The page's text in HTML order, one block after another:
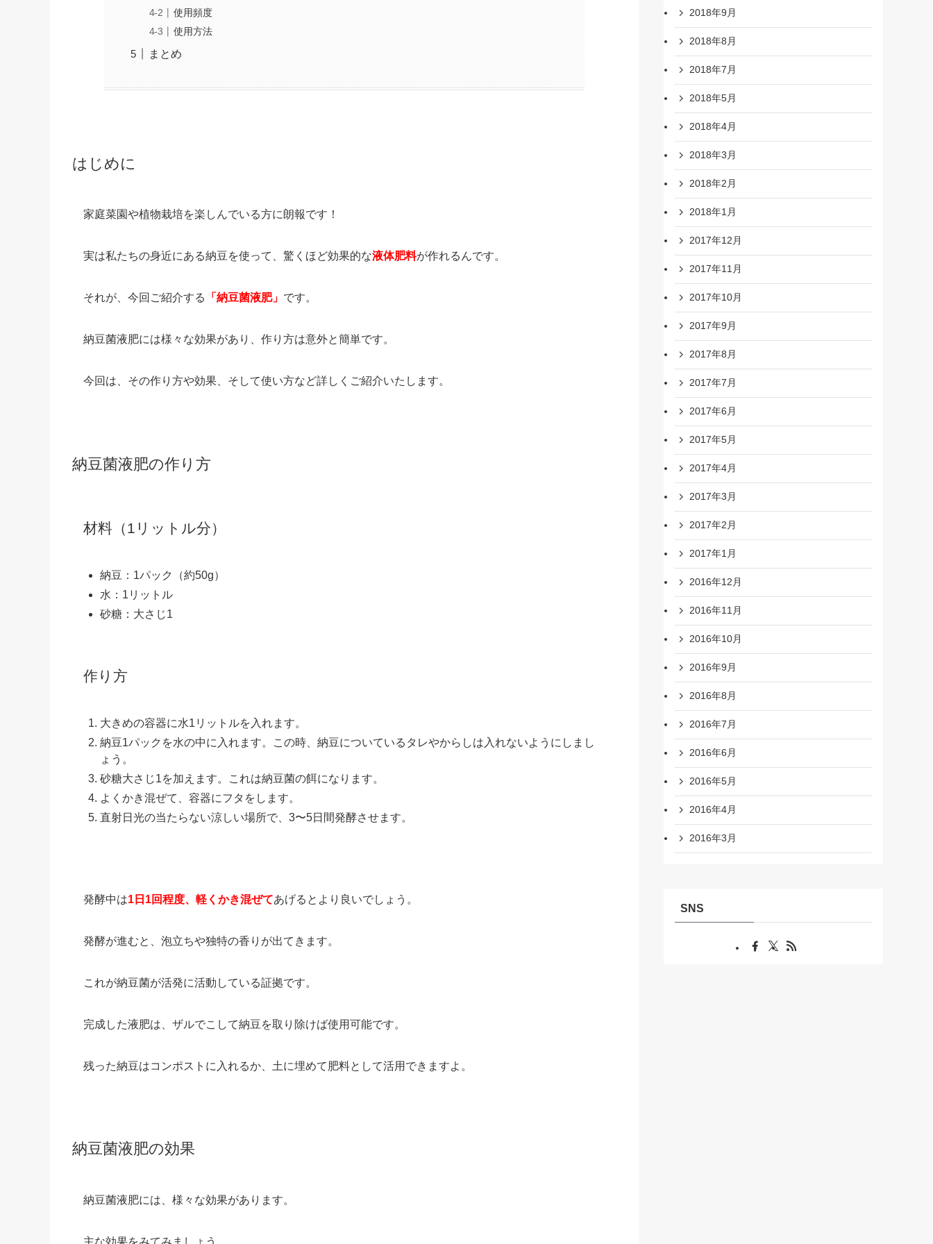
使用頻度
使用方法
まとめ
はじめに
家庭菜園や植物栽培を楽しんでいる方に朗報です！
実は私たちの身近にある納豆を使って、驚くほど効果的な液体肥料が作れるんです。
それが、今回ご紹介する 「納豆菌液肥」 です。
納豆菌液肥には様々な効果があり、作り方は意外と簡単です。
今回は、その作り方や効果、そして使い方など詳しくご紹介いたします。
納豆菌液肥の作り方
材料（1リットル分）
納豆：1パック（約50g）
水：1リットル
砂糖：大さじ1
作り方
大きめの容器に水1リットルを入れます。
納豆1パックを水の中に入れます。この時、納豆についているタレやからしは入れないようにしまし
ょう。
砂糖大さじ1を加えます。これは納豆菌の餌になります。
よくかき混ぜて、容器にフタをします。
直射日光の当たらない涼しい場所で、3〜5日間発酵させます。
発酵中は1日1回程度、軽くかき混ぜてあげるとより良いでしょう。
発酵が進むと、泡立ちや独特の香りが出てきます。
これが納豆菌が活発に活動している証拠です。
完成した液肥は、ザルでこして納豆を取り除けば使用可能です。
残った納豆はコンポストに入れるか、土に埋めて肥料として活用できますよ。
納豆菌液肥の効果
納豆菌液肥には、様々な効果があります。
2018年9月
2018年8月
2018年7月
2018年5月
2018年4月
2018年3月
2018年2月
2018年1月
2017年12月
2017年11月
2017年10月
2017年9月
2017年8月
2017年7月
2017年6月
2017年5月
2017年4月
2017年3月
2017年2月
2017年1月
2016年12月
2016年11月
2016年10月
2016年9月
2016年8月
2016年7月
2016年6月
2016年5月
2016年4月
2016年3月
SNS